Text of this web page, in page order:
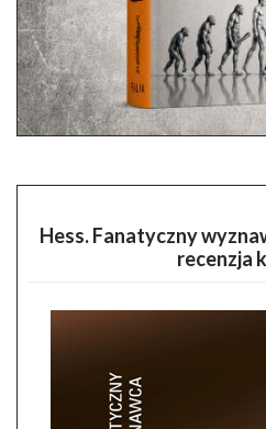
Hess. Fanatyczny
recenzja